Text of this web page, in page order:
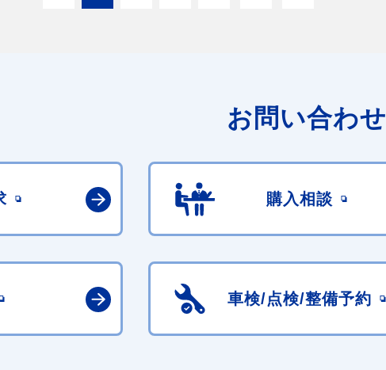
お問い合わせ
購入相談
車検/点検/整備予約